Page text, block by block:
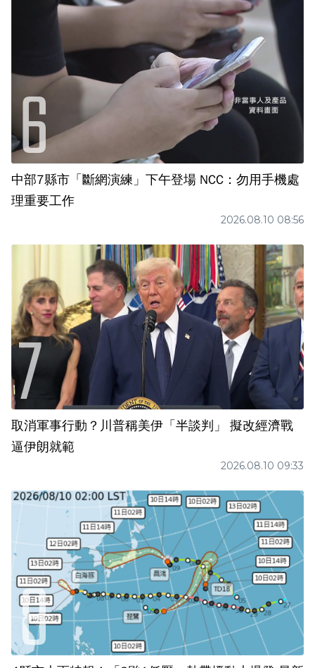
中部7縣市「斷網演練」下午登場 NCC：勿用手機處
理重要工作
2026.08.10 08:56
取消軍事行動？川普稱美伊「半談判」 擬改經濟戰
逼伊朗就範
2026.08.10 09:33